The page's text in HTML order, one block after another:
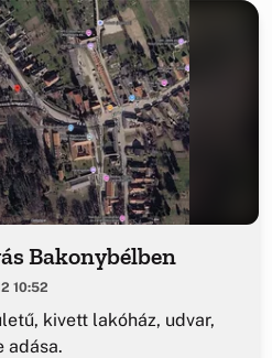
Bakonybélben
10:52
kivett lakóház, udvar,
adása.